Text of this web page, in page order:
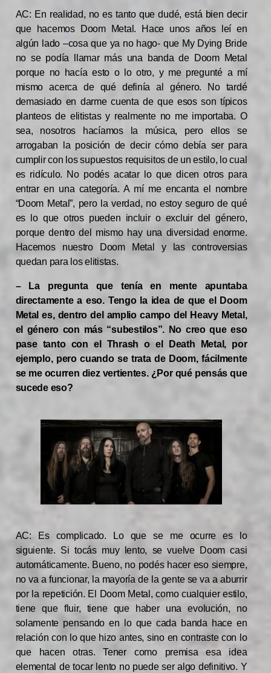
AC: En realidad, no es tanto que dudé, está bien decir
que hacemos Doom Metal. Hace unos años leí en
algún lado –cosa que ya no hago- que My Dying Bride
no se podía llamar más una banda de Doom Metal
porque no hacía esto o lo otro, y me pregunté a mí
mismo acerca de qué definía al género. No tardé
demasiado en darme cuenta de que esos son típicos
planteos de elitistas y realmente no me importaba. O
sea, nosotros hacíamos la música, pero ellos se
arrogaban la posición de decir cómo debía ser para
cumplir con los supuestos requisitos de un estilo, lo cual
es ridículo. No podés acatar lo que dicen otros para
entrar en una categoría. A mí me encanta el nombre
“Doom Metal”, pero la verdad, no estoy seguro de qué
es lo que otros pueden incluir o excluir del género,
porque dentro del mismo hay una diversidad enorme.
Hacemos nuestro Doom Metal y las controversias
quedan para los elitistas.
– La pregunta que tenía en mente apuntaba
directamente a eso. Tengo la idea de que el Doom
Metal es, dentro del amplio campo del Heavy Metal,
el género con más “subestilos”. No creo que eso
pase tanto con el Thrash o el Death Metal, por
ejemplo, pero cuando se trata de Doom, fácilmente
se me ocurren diez vertientes. ¿Por qué pensás que
sucede eso?
AC: Es complicado. Lo que se me ocurre es lo
siguiente. Si tocás muy lento, se vuelve Doom casi
automáticamente. Bueno, no podés hacer eso siempre,
no va a funcionar, la mayoría de la gente se va a aburrir
por la repetición. El Doom Metal, como cualquier estilo,
tiene que fluir, tiene que haber una evolución, no
solamente pensando en lo que cada banda hace en
relación con lo que hizo antes, sino en contraste con lo
que hacen otras. Tener como premisa esa idea
elemental de tocar lento no puede ser algo definitivo. Y